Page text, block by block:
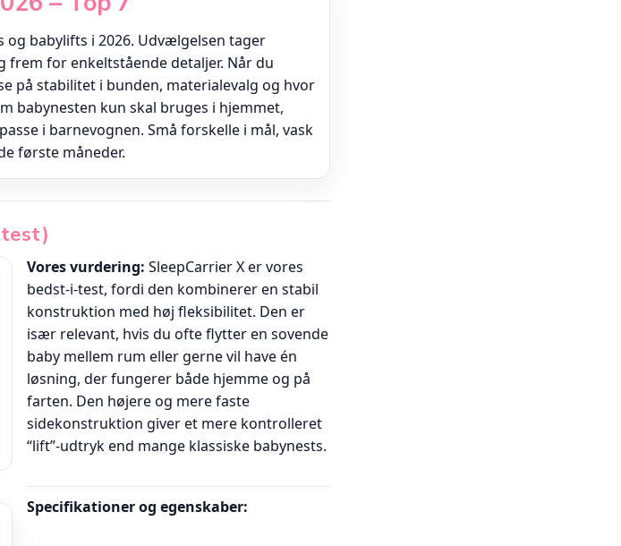
og babylifts i 2026. Udvælgelsen tager
for enkeltstående detaljer. Når du
på stabilitet i bunden, materialevalg og hvor
babynesten kun skal bruges i hjemmet,
i barnevognen. Små forskelle i mål, vask
første måneder.
test)
Vores vurdering: SleepCarrier X er vores
bedst-i-test, fordi den kombinerer en stabil
konstruktion med høj fleksibilitet. Den er
især relevant, hvis du ofte flytter en sovende
baby mellem rum eller gerne vil have én
løsning, der fungerer både hjemme og på
farten. Den højere og mere faste
sidekonstruktion giver et mere kontrolleret
“lift”-udtryk end mange klassiske babynests.
Specifikationer og egenskaber: